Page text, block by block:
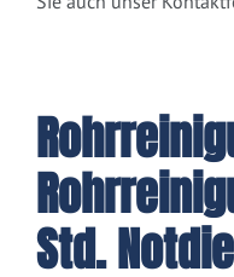
Std.